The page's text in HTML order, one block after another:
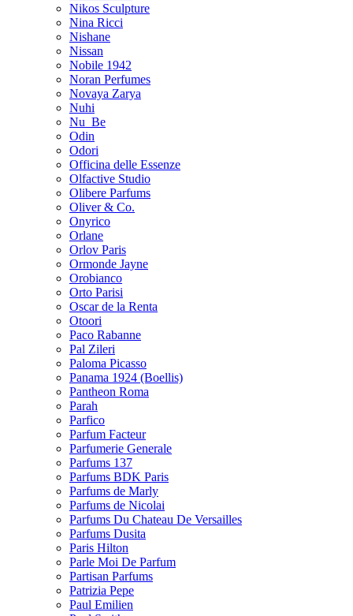
Nikos Sculpture
Nina Ricci
Nishane
Nissan
Nobile 1942
Noran Perfumes
Novaya Zarya
Nuhi
Nu_Be
Odin
Odori
Officina delle Essenze
Olfactive Studio
Olibere Parfums
Oliver & Co.
Onyrico
Orlane
Orlov Paris
Ormonde Jayne
Orobianco
Orto Parisi
Oscar de la Renta
Otoori
Paco Rabanne
Pal Zileri
Paloma Picasso
Panama 1924 (Boellis)
Pantheon Roma
Parah
Parfico
Parfum Facteur
Parfumerie Generale
Parfums 137
Parfums BDK Paris
Parfums de Marly
Parfums de Nicolai
Parfums Du Chateau De Versailles
Parfums Dusita
Paris Hilton
Parle Moi De Parfum
Partisan Parfums
Patrizia Pepe
Paul Emilien